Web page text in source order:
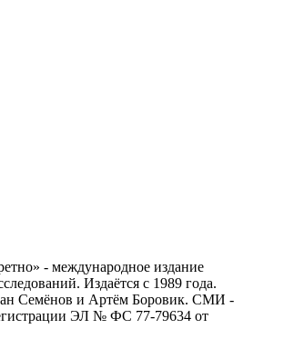
- международное издание
Издаётся с 1989 года.
Семёнов и Артём Боровик. CМИ -
ЭЛ № ФС 77-79634 от